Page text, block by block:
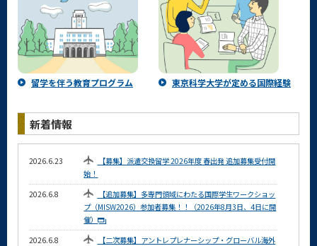
留学を伴う教育プログラム 東京科学大学が定める国際経験
新着情報
2026.6.23
【募集】派遣交換留学 2026年度 春出発 追加募集受付開
始！
2026.6.8
【追加募集】多専門領域にわたる国際学生ワークショッ
プ（MISW2026）参加者募集！！（2026年8月3日、4日に開
催）
2026.6.8
【二次募集】アントレプレナーシップ・グローバル海外